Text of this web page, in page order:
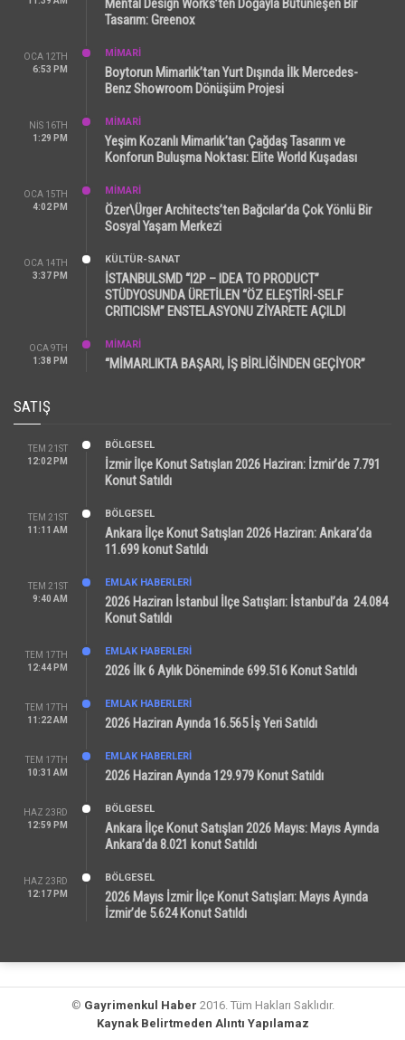
Mental Design Works’ten Doğayla Bütünleşen Bir
Tasarım: Greenox
OCA 12TH
6:53 PM
MİMARİ
Boytorun Mimarlık’tan Yurt Dışında İlk Mercedes-
Benz Showroom Dönüşüm Projesi
NIS 16TH
1:29 PM
MİMARİ
Yeşim Kozanlı Mimarlık’tan Çağdaş Tasarım ve
Konforun Buluşma Noktası: Elite World Kuşadası
OCA 15TH
4:02 PM
MİMARİ
Özer\Ürger Architects’ten Bağcılar’da Çok Yönlü Bir
Sosyal Yaşam Merkezi
OCA 14TH
3:37 PM
KÜLTÜR-SANAT
İSTANBULSMD “I2P – IDEA TO PRODUCT”
STÜDYOSUNDA ÜRETİLEN “ÖZ ELEŞTİRİ-SELF
CRITICISM” ENSTELASYONU ZİYARETE AÇILDI
OCA 9TH
1:38 PM
MİMARİ
“MİMARLIKTA BAŞARI, İŞ BİRLİĞİNDEN GEÇİYOR”
SATIŞ
TEM 21ST
12:02 PM
BÖLGESEL
İzmir İlçe Konut Satışları 2026 Haziran: İzmir’de 7.791
Konut Satıldı
TEM 21ST
11:11 AM
BÖLGESEL
Ankara İlçe Konut Satışları 2026 Haziran: Ankara’da
11.699 konut Satıldı
TEM 21ST
9:40 AM
EMLAK HABERLERI
2026 Haziran İstanbul İlçe Satışları: İstanbul’da 24.084
Konut Satıldı
TEM 17TH
12:44 PM
EMLAK HABERLERI
2026 İlk 6 Aylık Döneminde 699.516 Konut Satıldı
TEM 17TH
11:22 AM
EMLAK HABERLERI
2026 Haziran Ayında 16.565 İş Yeri Satıldı
TEM 17TH
10:31 AM
EMLAK HABERLERI
2026 Haziran Ayında 129.979 Konut Satıldı
HAZ 23RD
12:59 PM
BÖLGESEL
Ankara İlçe Konut Satışları 2026 Mayıs: Mayıs Ayında
Ankara’da 8.021 konut Satıldı
HAZ 23RD
12:17 PM
BÖLGESEL
2026 Mayıs İzmir İlçe Konut Satışları: Mayıs Ayında
İzmir’de 5.624 Konut Satıldı
© Gayrimenkul Haber 2016. Tüm Hakları Saklıdır.
Kaynak Belirtmeden Alıntı Yapılamaz